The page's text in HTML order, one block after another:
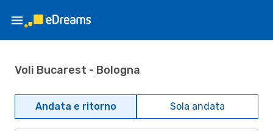
Voli Bucarest - Bologna
Andata e ritorno Sola andata